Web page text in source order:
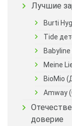
Лучшие
Burti
Tide
Meine
BioMio
Amway
доверие